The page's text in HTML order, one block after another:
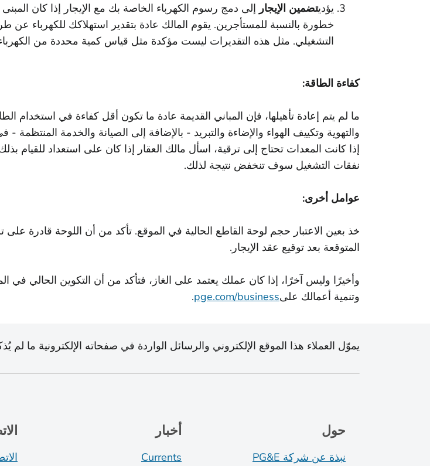
يؤديتضمين الإيجار إلى دمج رسوم الكهرباء الخاصة بك مع الإيجار إذا كان
خطورة بالنسبة للمستأجرين. يقوم المالك عادة بتقدير استهلاكك
التشغيلي. مثل هذه التقديرات ليست مؤكدة مثل قياس كمية محددة من
كفاءة الطاقة:
ما لم يتم إعادة تأهيلها، فإن المباني القديمة عادة ما تكون أقل كفاءة في استخدام
والتهوية وتكييف الهواء والإضاءة والتبريد - بالإضافة إلى الصيانة والخدمة
إذا كانت المعدات تحتاج إلى ترقية، اسأل مالك العقار إذا كان على استعداد
نفقات التشغيل سوف تنخفض نتيجة لذلك.
عوامل أخرى:
خذ بعين الاعتبار حجم لوحة القاطع الحالية في الموقع. تأكد من أن اللوحة قادرة
المتوقعة بعد توقيع عقد الإيجار.
وأخيرًا وليس آخرًا، إذا كان عملك يعتمد على الغاز، فتأكد من أن التكوين الحالي في
وتنمية أعمالك علىpge.com/business
.
يموّل العملاء هذا الموقع الإلكتروني والرسائل الواردة في صفحاته الإلكترونية ما لم
حول
نبذة عن شركة PG&E
أخبار
Currents